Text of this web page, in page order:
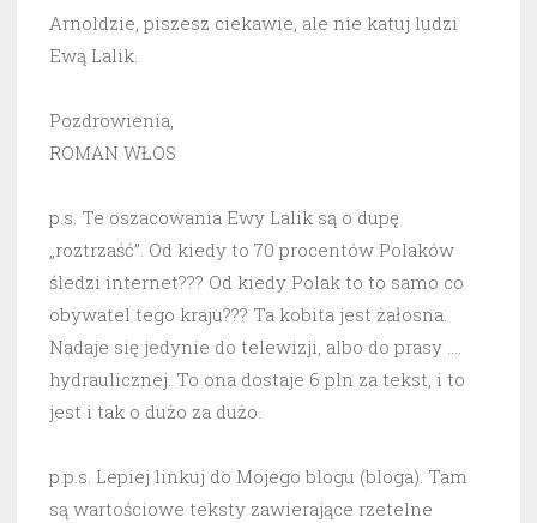
Arnoldzie, piszesz ciekawie, ale nie katuj ludzi
Ewą Lalik.
Pozdrowienia,
ROMAN WŁOS
p.s. Te oszacowania Ewy Lalik są o dupę
„roztrzaść”. Od kiedy to 70 procentów Polaków
śledzi internet??? Od kiedy Polak to to samo co
obywatel tego kraju??? Ta kobita jest żałosna.
Nadaje się jedynie do telewizji, albo do prasy ….
hydraulicznej. To ona dostaje 6 pln za tekst, i to
jest i tak o dużo za dużo.
p.p.s. Lepiej linkuj do Mojego blogu (bloga). Tam
są wartościowe teksty zawierające rzetelne